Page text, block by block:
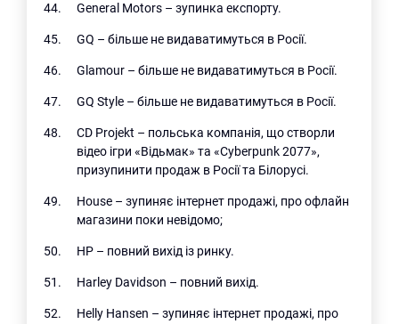
General Motors – зупинка експорту.
GQ – більше не видаватимуться в Росії.
Glamour – більше не видаватимуться в Росії.
GQ Style – більше не видаватимуться в Росії.
CD Projekt – польська компанія, що створли
відео ігри «Відьмак» та «Cyberpunk 2077»,
призупинити продаж в Росії та Білорусі.
House – зупиняє інтернет продажі, про офлайн
магазини поки невідомо;
HP – повний вихід із ринку.
Harley Davidson – повний вихід.
Helly Hansen – зупиняє інтернет продажі, про